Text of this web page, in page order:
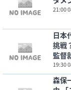
21:00
日本
挑戦
監督
19:30
森保